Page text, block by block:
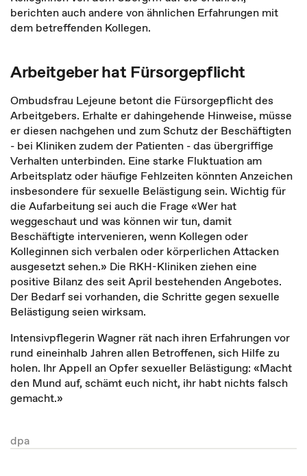
berichten auch andere von ähnlichen Erfahrungen mit
dem betreffenden Kollegen.
Arbeitgeber hat Fürsorgepflicht
Ombudsfrau Lejeune betont die Fürsorgepflicht des
Arbeitgebers. Erhalte er dahingehende Hinweise, müsse
er diesen nachgehen und zum Schutz der Beschäftigten
- bei Kliniken zudem der Patienten - das übergriffige
Verhalten unterbinden. Eine starke Fluktuation am
Arbeitsplatz oder häufige Fehlzeiten könnten Anzeichen
insbesondere für sexuelle Belästigung sein. Wichtig für
die Aufarbeitung sei auch die Frage «Wer hat
weggeschaut und was können wir tun, damit
Beschäftigte intervenieren, wenn Kollegen oder
Kolleginnen sich verbalen oder körperlichen Attacken
ausgesetzt sehen.» Die RKH-Kliniken ziehen eine
positive Bilanz des seit April bestehenden Angebotes.
Der Bedarf sei vorhanden, die Schritte gegen sexuelle
Belästigung seien wirksam.
Intensivpflegerin Wagner rät nach ihren Erfahrungen vor
rund eineinhalb Jahren allen Betroffenen, sich Hilfe zu
holen. Ihr Appell an Opfer sexueller Belästigung: «Macht
den Mund auf, schämt euch nicht, ihr habt nichts falsch
gemacht.»
dpa